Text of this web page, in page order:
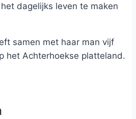
dagelijks leven te maken
samen met haar man vijf
het Achterhoekse platteland.